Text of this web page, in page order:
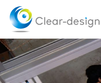
Skip
content